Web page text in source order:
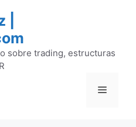
sobre trading, estructuras
Menú